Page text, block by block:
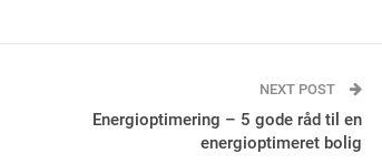
NEXT POST
Energioptimering – 5 gode råd til en
energioptimeret bolig